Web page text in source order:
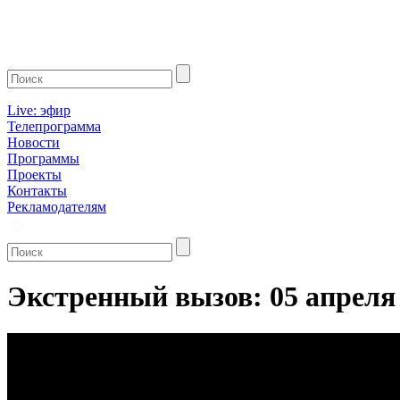
Live: эфир
Телепрограмма
Новости
Программы
Проекты
Контакты
Рекламодателям
Экстренный вызов: 05 апреля